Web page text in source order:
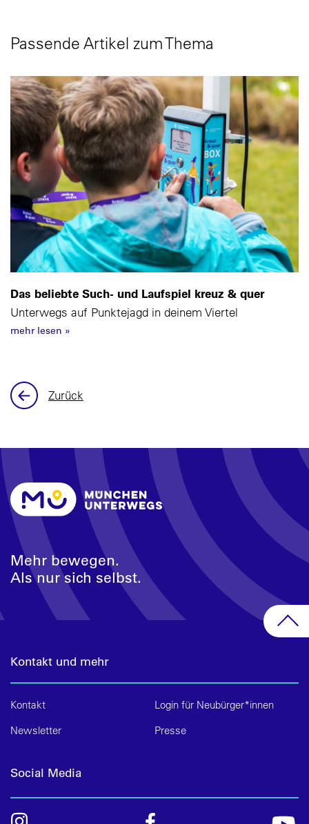
Passende Artikel zum Thema
Das beliebte Such- und Laufspiel kreuz & quer
Unterwegs auf Punktejagd in deinem Viertel
mehr lesen »
Zurück
Mehr bewegen.
Als nur sich selbst.
Kontakt und mehr
Kontakt
Login für Neubürger*innen
Newsletter
Presse
Social Media